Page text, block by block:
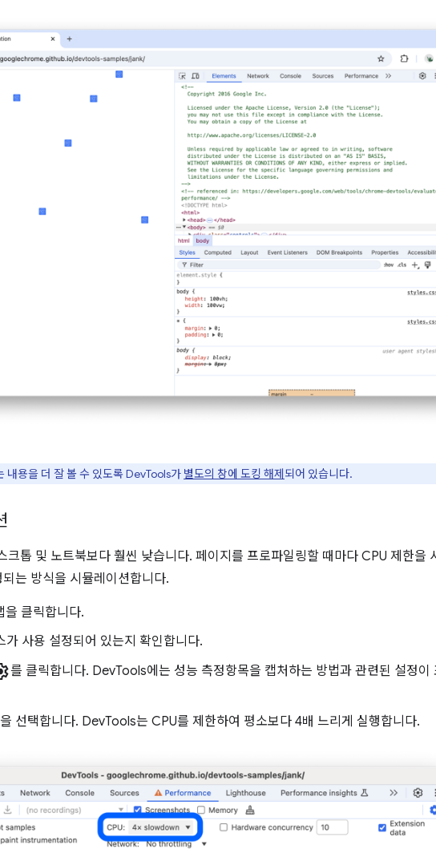
내용을 더 잘 볼 수 있도록 DevTools가 별도의 창에 도킹 해제되어 있습니다.
크톱 및 노트북보다 훨씬 낮습니다. 페이지를 프로파일링할 때마다 CPU 제한을
는 방식을 시뮬레이션합니다.
을 클릭합니다.
가 사용 설정되어 있는지 확인합니다.
를 클릭합니다. DevTools에는 성능 측정항목을 캡처하는 방법과 관련된 설정이
을 선택합니다. DevTools는 CPU를 제한하여 평소보다 4배 느리게 실행합니다.